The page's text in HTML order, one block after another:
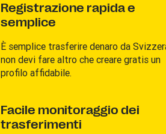
Registrazione rapida e
semplice
È semplice trasferire denaro da
non devi fare altro che creare gratis un
profilo affidabile.
Facile monitoraggio dei
trasferimenti